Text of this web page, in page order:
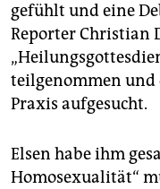
gefühlt und eine
Reporter Christian
teilgenommen und
Praxis aufgesucht.
Elsen habe ihm
Homosexualität“